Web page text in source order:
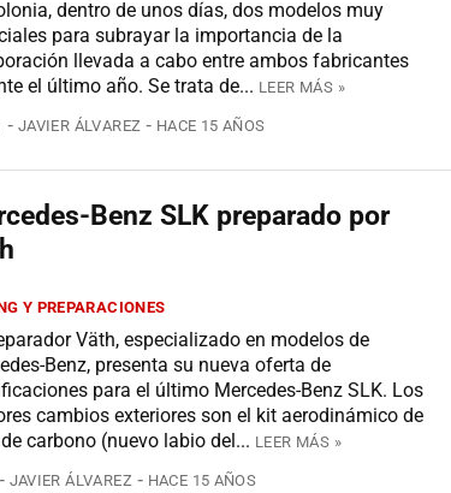
dentro de unos días, dos modelos muy
para subrayar la importancia de la
llevada a cabo entre ambos fabricantes
el último año. Se trata de... LEER MÁS »
COMENTARIOS
JAVIER ÁLVAREZ HACE 15 AÑOS
Benz SLK preparado por
Y PREPARACIONES
Väth, especializado en modelos de
Benz, presenta su nueva oferta de
para el último Mercedes-Benz SLK. Los
cambios exteriores son el kit aerodinámico de
carbono (nuevo labio del... LEER MÁS »
COMENTARIOS
JAVIER ÁLVAREZ HACE 15 AÑOS